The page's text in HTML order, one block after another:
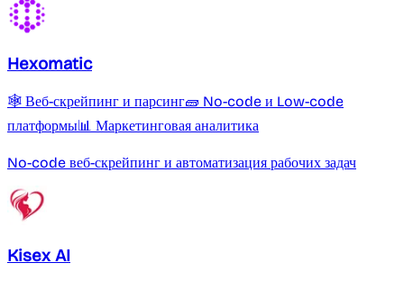
Hexomatic
🕸️ Веб-скрейпинг и парсинг🧱 No-code и Low-code
платформы📊 Маркетинговая аналитика
No-code веб-скрейпинг и автоматизация рабочих задач
Kisex AI